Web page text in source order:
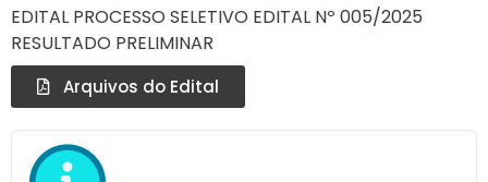
EDITAL PROCESSO SELETIVO EDITAL Nº 005/2025
RESULTADO PRELIMINAR
Arquivos do Edital